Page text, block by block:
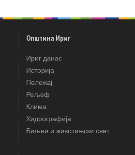
Општина Ириг
Ириг данас
Историја
Положај
Рељеф
Клима
Хидрографија
Биљни и животињски свет